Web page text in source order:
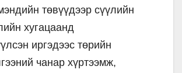
төвүүдээр сүүлийн
хугацаанд
иргэдээс төрийн
чанар хүртээмж,